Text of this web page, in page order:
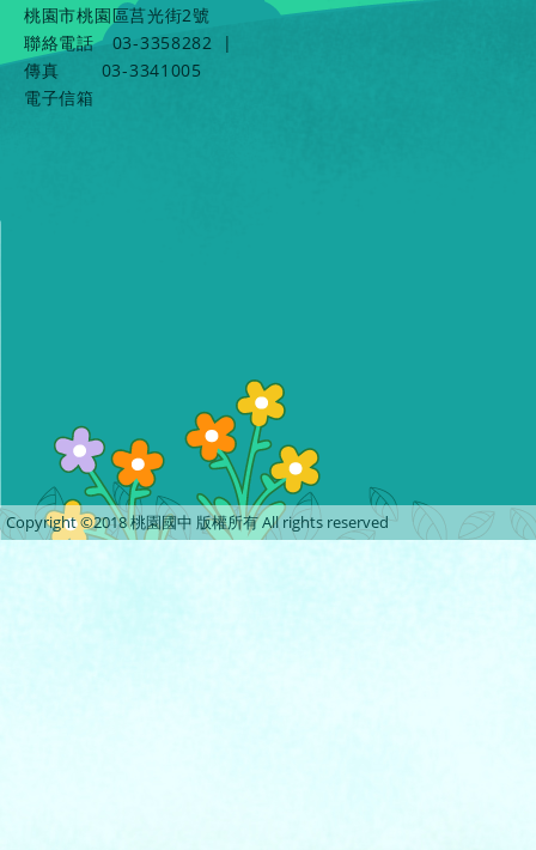
桃園市桃園區莒光街2號
聯絡電話
03-3358282
|
傳真
03-3341005
電子信箱
Copyright ©2018 桃園國中 版權所有 All rights reserved